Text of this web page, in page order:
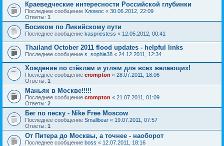
Краеведческие интересности Российской глубинки
Последнее сообщение Хломос « 30.06.2012, 22:09
Ответы: 1
Босиком по Ликийскому пути
Последнее сообщение kaspriestess « 12.05.2012, 00:41
Thailand October 2011 flood updates - helpful links
Последнее сообщение s_sophie38 « 24.12.2011, 12:34
Хождение по стёклам и углям для всех желающих!
Последнее сообщение crompton « 28.07.2011, 18:06
Ответы: 1
Маньяк в Москве!!!!!
Последнее сообщение crompton « 21.07.2011, 01:09
Ответы: 2
Бег по песку - Nike Free Moscow
Последнее сообщение Smallbear « 19.07.2011, 07:57
Ответы: 1
От Питера до Москвы, а точнее - наоборот
Последнее сообщение boss « 12.07.2011, 18:16